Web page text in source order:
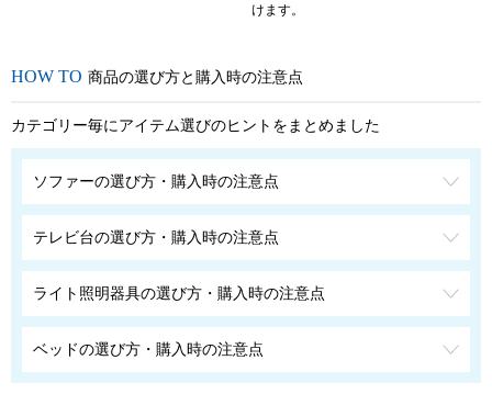
けます。
商品の選び方と購入時の注意点
カテゴリー毎にアイテム選びのヒントをまとめました
ソファーの選び方・購入時の注意点
テレビ台の選び方・購入時の注意点
ライト照明器具の選び方・購入時の注意点
ベッドの選び方・購入時の注意点